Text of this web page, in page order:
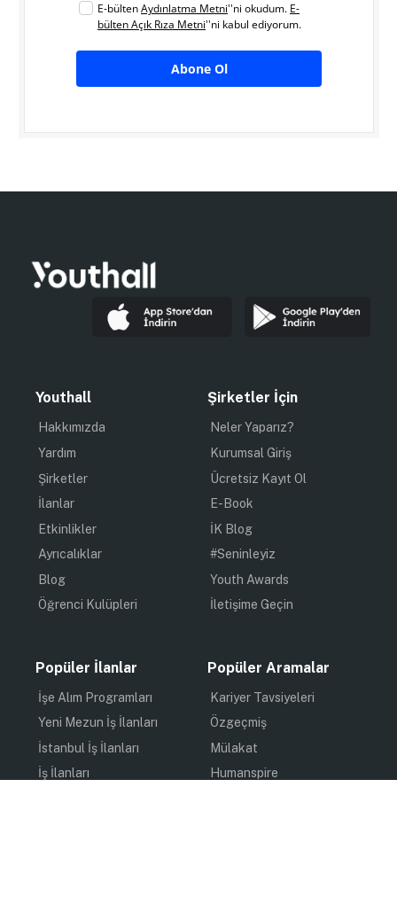
E-bültenAydınlatma Metni''ni okudum. E-
bülten Açık Rıza Metni''ni kabul ediyorum.
Abone Ol
Youthall
Hakkımızda
Yardım
Şirketler
İlanlar
Etkinlikler
Ayrıcalıklar
Blog
Öğrenci Kulüpleri
Şirketler İçin
Neler Yaparız?
Kurumsal Giriş
Ücretsiz Kayıt Ol
E-Book
İK Blog
#Seninleyiz
Youth Awards
İletişime Geçin
Popüler İlanlar
İşe Alım Programları
Yeni Mezun İş İlanları
İstanbul İş İlanları
İş İlanları
Popüler Aramalar
Kariyer Tavsiyeleri
Özgeçmiş
Mülakat
Humanspire